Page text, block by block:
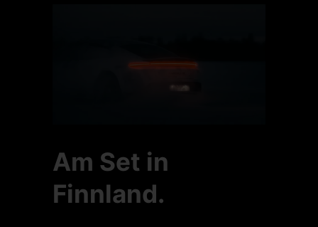
Am Set in
Finnland.